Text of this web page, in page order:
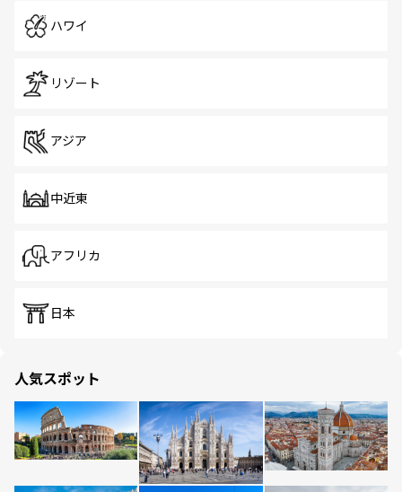
ハワイ
リゾート
アジア
中近東
アフリカ
日本
人気スポット